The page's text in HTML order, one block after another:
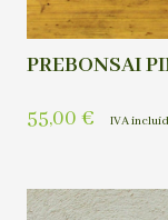
PREBONSAI
55,00 € IVA